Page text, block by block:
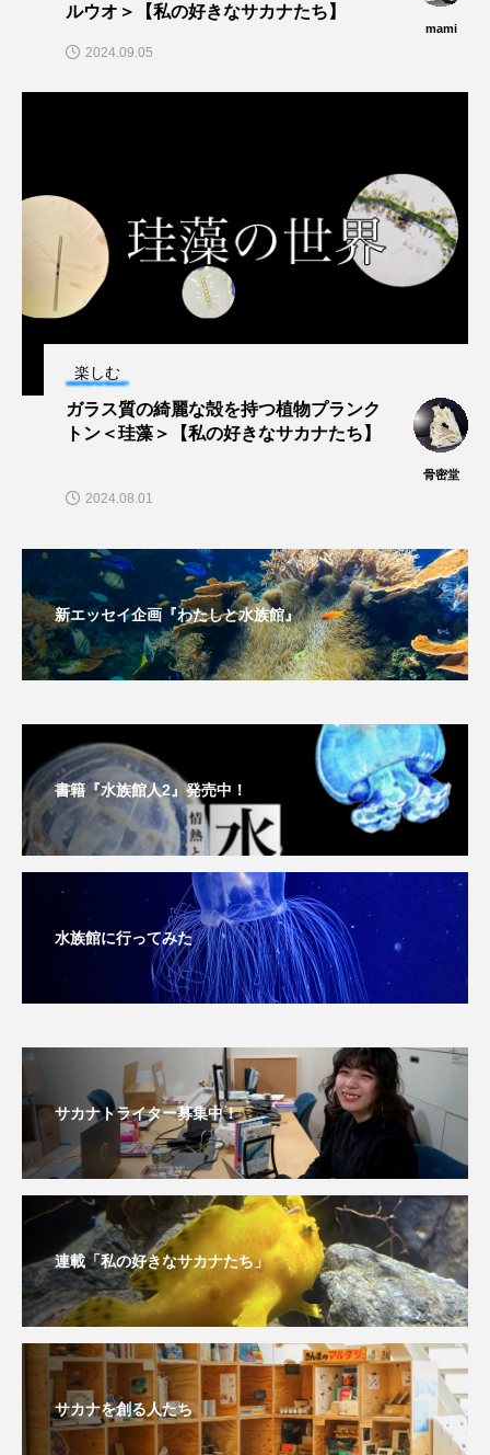
軟体動物 軟骨魚類 近畿大学
食文化
骨 高知県 魚介類 魚卵
魚食 鯨類
ルウオ＞【私の好きなサカナたち】
mami
2024.09.05
楽しむ
ガラス質の綺麗な殻を持つ植物プランク
トン＜珪藻＞【私の好きなサカナたち】
骨密堂
2024.08.01
新エッセイ企画『わたしと水族館』
書籍『水族館人2』発売中！
水族館に行ってみた
サカナトライター募集中！
連載「私の好きなサカナたち」
サカナを創る人たち